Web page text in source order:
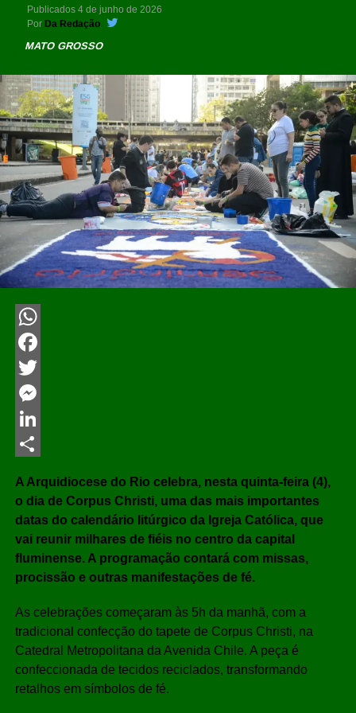
Publicados 4 de junho de 2026
Por Da Redação
MATO GROSSO
WhatsApp
Facebook
Twitter
Messenger
LinkedIn
A Arquidiocese do Rio celebra, nesta quinta-feira (4),
o dia de Corpus Christi, uma das mais importantes
datas do calendário litúrgico da Igreja Católica, que
vai reunir milhares de fiéis no centro da capital
fluminense. A programação contará com missas,
procissão e outras manifestações de fé.
As celebrações começaram às 5h da manhã, com a
tradicional confecção do tapete de Corpus Christi, na
Catedral Metropolitana da Avenida Chile. A peça é
confeccionada de tecidos reciclados, transformando
retalhos em símbolos de fé.